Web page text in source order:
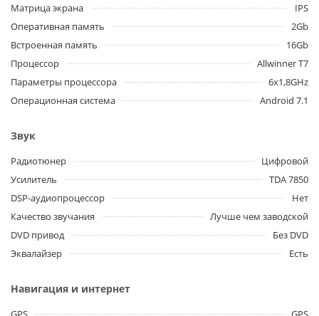
Матрица экрана
IPS
Оперативная память
2Gb
Встроенная память
16Gb
Процессор
Allwinner T7
Параметры процессора
6x1,8GHz
Операционная система
Android 7.1
Звук
Радиотюнер
Цифровой
Усилитель
TDA 7850
DSP-аудиопроцессор
Нет
Качество звучания
Лучше чем заводской
DVD привод
Без DVD
Эквалайзер
Есть
Навигация и интернет